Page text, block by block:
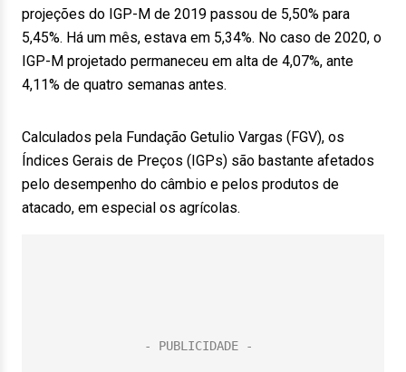
projeções do IGP-M de 2019 passou de 5,50% para
5,45%. Há um mês, estava em 5,34%. No caso de 2020, o
IGP-M projetado permaneceu em alta de 4,07%, ante
4,11% de quatro semanas antes.
Calculados pela Fundação Getulio Vargas (FGV), os
Índices Gerais de Preços (IGPs) são bastante afetados
pelo desempenho do câmbio e pelos produtos de
atacado, em especial os agrícolas.